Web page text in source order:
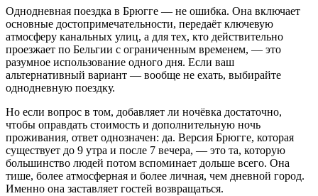
Однодневная поездка в Брюгге — не ошибка. Она включает
основные достопримечательности, передаёт ключевую
атмосферу канальных улиц, а для тех, кто действительно
проезжает по Бельгии с ограниченным временем, — это
разумное использование одного дня. Если ваш
альтернативный вариант — вообще не ехать, выбирайте
однодневную поездку.
Но если вопрос в том, добавляет ли ночёвка достаточно,
чтобы оправдать стоимость и дополнительную ночь
проживания, ответ однозначен: да. Версия Брюгге, которая
существует до 9 утра и после 7 вечера, — это та, которую
большинство людей потом вспоминает дольше всего. Она
тише, более атмосферная и более личная, чем дневной город.
Именно она заставляет гостей возвращаться.